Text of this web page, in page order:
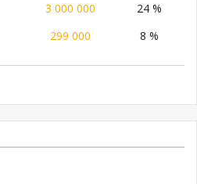
3 000 000
24 %
299 000 8 %